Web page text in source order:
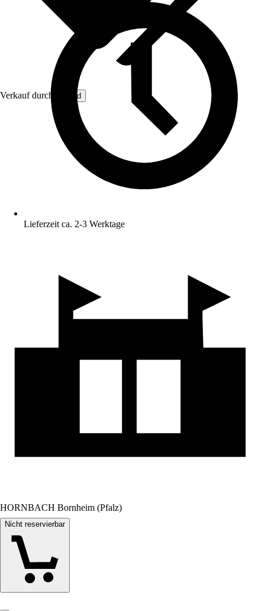
Verkauf durch: Lefeld
Lieferzeit ca. 2-3 Werktage
HORNBACH Bornheim (Pfalz)
Nicht reservierbar